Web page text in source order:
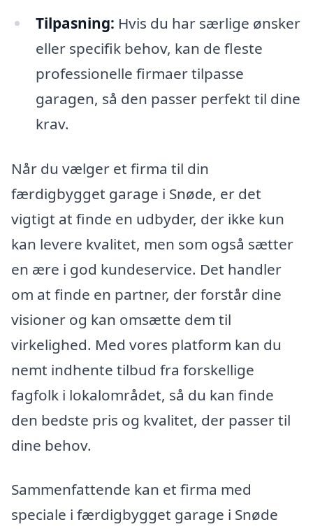
Tilpasning: Hvis du har særlige ønsker
eller specifik behov, kan de fleste
professionelle firmaer tilpasse
garagen, så den passer perfekt til dine
krav.
Når du vælger et firma til din
færdigbygget garage i Snøde, er det
vigtigt at finde en udbyder, der ikke kun
kan levere kvalitet, men som også sætter
en ære i god kundeservice. Det handler
om at finde en partner, der forstår dine
visioner og kan omsætte dem til
virkelighed. Med vores platform kan du
nemt indhente tilbud fra forskellige
fagfolk i lokalområdet, så du kan finde
den bedste pris og kvalitet, der passer til
dine behov.
Sammenfattende kan et firma med
speciale i færdigbygget garage i Snøde